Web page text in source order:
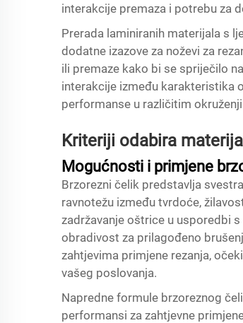
interakcije premaza i potrebu za
Prerada laminiranih materijala s
dodatne izazove za noževi za
ili premaze kako bi se spriječilo
interakcije između karakteristika
performanse u različitim
Kriteriji odabira
Mogućnosti i primjene
Brzorezni čelik predstavlja
ravnotežu između tvrdoće,
zadržavanje oštrice u usporedbi
obradivost za prilagođeno
zahtjevima primjene rezanja,
vašeg poslovanja.
Napredne formule brzoreznog
performansi za zahtjevne